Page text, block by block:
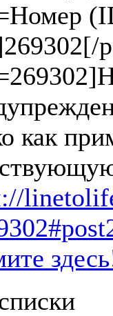
Номер
как